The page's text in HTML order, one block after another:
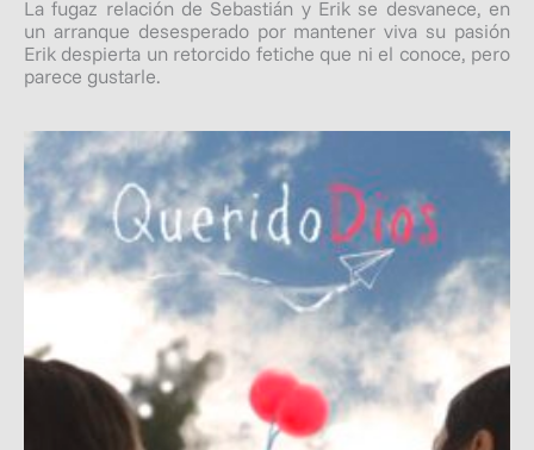
La fugaz relación de Sebastián y Erik se desvanece, en
un arranque desesperado por mantener viva su pasión
Erik despierta un retorcido fetiche que ni el conoce, pero
parece gustarle.